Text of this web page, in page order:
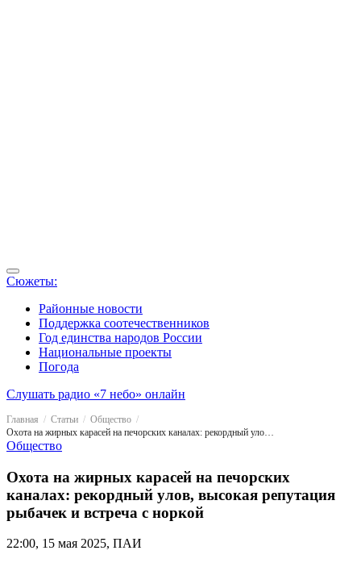
Сюжеты:
Районные новости
Поддержка соотечественников
Год единства народов России
Национальные проекты
Погода
Слушать радио «7 небо» онлайн
Главная Статьи
Общество
Охота на жирных карасей на печорских каналах: рекордный улов, высокая репутация рыбачек и встреча с норкой
Общество
Охота на жирных карасей на печорских
каналах: рекордный улов, высокая репутация
рыбачек и встреча с норкой
22:00, 15 мая 2025, ПАИ